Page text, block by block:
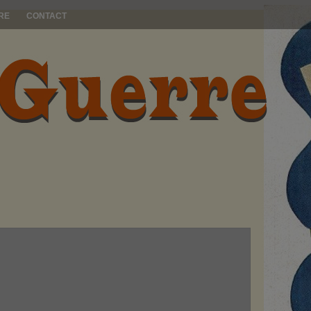
CONTACT